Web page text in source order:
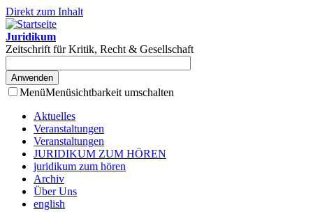
Direkt zum Inhalt
Juridikum
Zeitschrift für Kritik, Recht & Gesellschaft
MenüMenüsichtbarkeit umschalten
Aktuelles
Veranstaltungen
Veranstaltungen
JURIDIKUM ZUM HÖREN
juridikum zum hören
Archiv
Über Uns
english